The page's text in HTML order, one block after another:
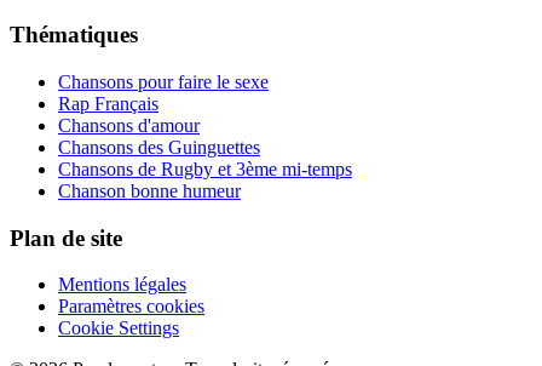
Thématiques
Chansons pour faire le sexe
Rap Français
Chansons d'amour
Chansons des Guinguettes
Chansons de Rugby et 3ème mi-temps
Chanson bonne humeur
Plan de site
Mentions légales
Paramètres cookies
Cookie Settings